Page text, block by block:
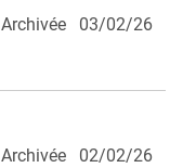
Archivée 03/02/26
Archivée 02/02/26